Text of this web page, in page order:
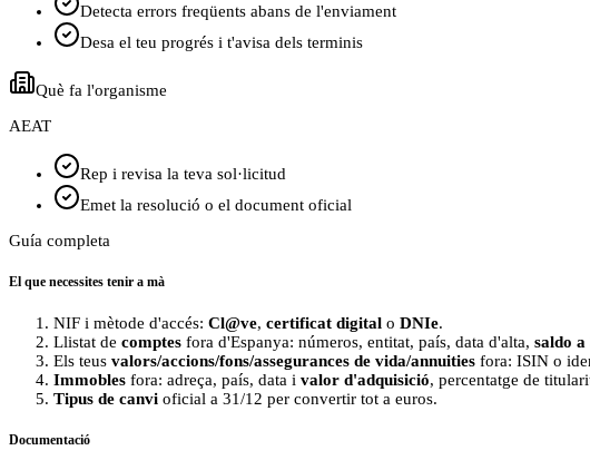
Detecta errors freqüents abans de l'enviament
Desa el teu progrés i t'avisa dels terminis
Què fa l'organisme
AEAT
Rep i revisa la teva sol·licitud
Emet la resolució o el document oficial
Guía completa
El que necessites tenir a mà
NIF i mètode d'accés: Cl@ve, certificat digital o DNIe.
Llistat de comptes fora d'Espanya: números, entitat, país, data d'alta, saldo a
Els teus valors/accions/fons/assegurances de vida/annuities fora: ISIN o
Immobles fora: adreça, país, data i valor d'adquisició, percentatge de
Tipus de canvi oficial a 31/12 per convertir tot a euros.
Documentació